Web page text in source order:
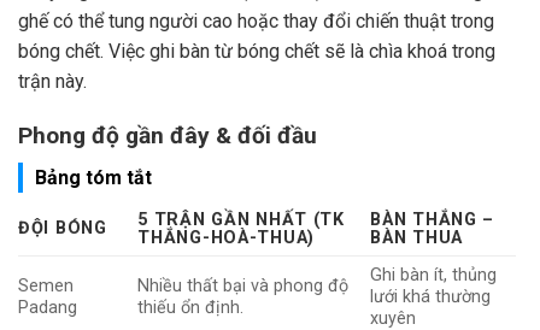
ghế có thể tung người cao hoặc thay đổi chiến thuật trong
bóng chết. Việc ghi bàn từ bóng chết sẽ là chìa khoá trong
trận này.
Phong độ gần đây & đối đầu
Bảng tóm tắt
ĐỘI BÓNG
5 TRẬN GẦN NHẤT (TK
THẮNG-HOÀ-THUA)
BÀN THẮNG –
BÀN THUA
Semen
Padang
Nhiều thất bại và phong độ
thiếu ổn định.
Ghi bàn ít, thủng
lưới khá thường
xuyên